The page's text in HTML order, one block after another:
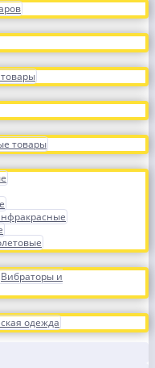
товары
Вибраторы и
одежда